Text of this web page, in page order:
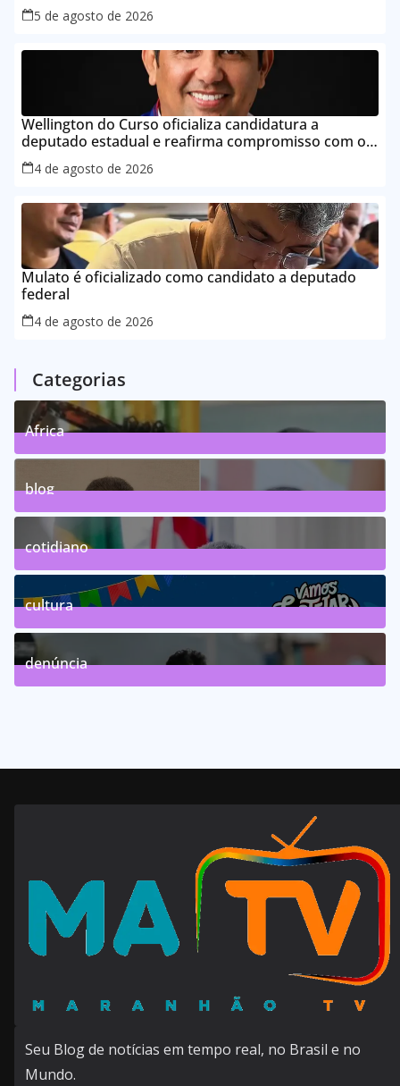
5 de agosto de 2026
Wellington do Curso oficializa candidatura a
deputado estadual e reafirma compromisso com o
povo do Maranhão
4 de agosto de 2026
Mulato é oficializado como candidato a deputado
federal
4 de agosto de 2026
Categorias
Africa
0Posts
blog
75Posts
cotidiano
46Posts
cultura
63Posts
denúncia
Seu Blog de notícias em tempo real, no Brasil e no
Mundo.